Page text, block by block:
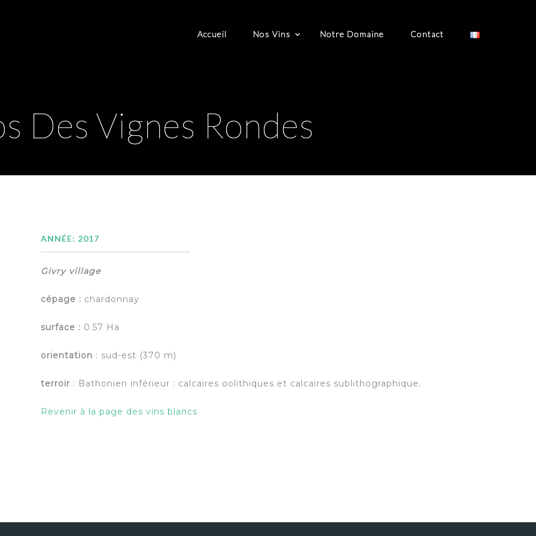
Accueil Nos Vins Notre Domaine Contact
Des Vignes Rondes
ANNÉE: 2017
Givry village
cépage : chardonnay
surface : 0.57 Ha
orientation : sud-est (370 m)
terroir : Bathonien inférieur : calcaires oolithiques et calcaires sublithographique.
Revenir à la page des vins blancs